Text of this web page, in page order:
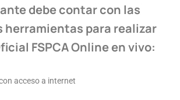
debe contar con las
herramientas para realizar
FSPCA Online en vivo:
acceso a internet